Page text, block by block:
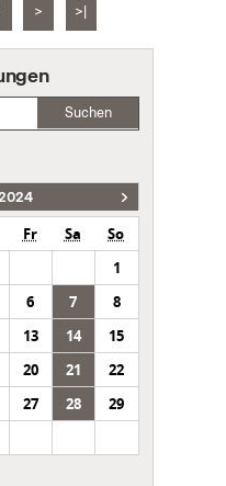
> >|
Suchen
Fr Sa
So
1
6 7
8
13 14
15
20 21
22
27 28
29